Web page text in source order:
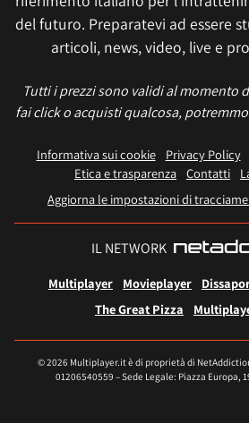
del futuro. Preparatevi ad essere
articoli, news, video, live e
Tutti i prezzi sono validi al momento
fai click o acquisti qualcosa,
Informativa sui cookie Privacy Policy
Etica e trasparenza Contatti
Aggiorna le impostazioni di
IL NETWORK
Multiplayer Movieplayer
The Great Pizza
© 2026 Multiplayer.it è di proprietà di NetAddiction
01206540559 – Sede Legale: Piazza Europa,